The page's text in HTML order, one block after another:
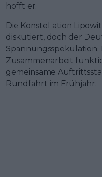
hofft er.
Die Konstellation
diskutiert, doch der
Spannungsspekulation.
Zusammenarbeit
gemeinsame
Rundfahrt im Frühjahr.